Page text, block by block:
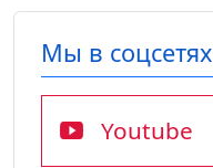
Мы в соцсетях
Youtube